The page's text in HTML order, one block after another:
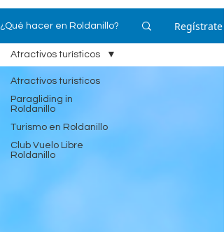
¿Qué hacer en Roldanillo? Regístrate
Atractivos turísticos
Paragliding in
Roldanillo
Turismo en Roldanillo
Club Vuelo Libre
Roldanillo
Atractivos turísticos